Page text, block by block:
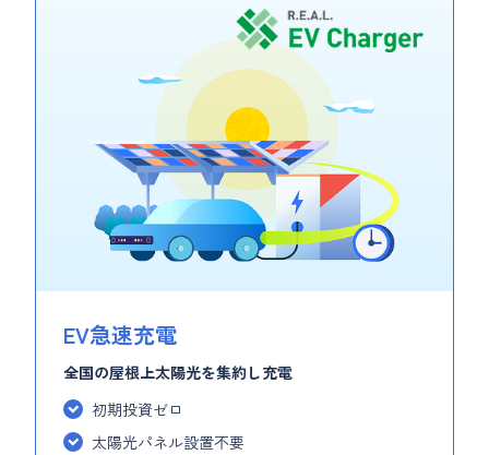
EV急速充電
全国の屋根上太陽光を集約し充電
初期投資ゼロ
太陽光パネル設置不要